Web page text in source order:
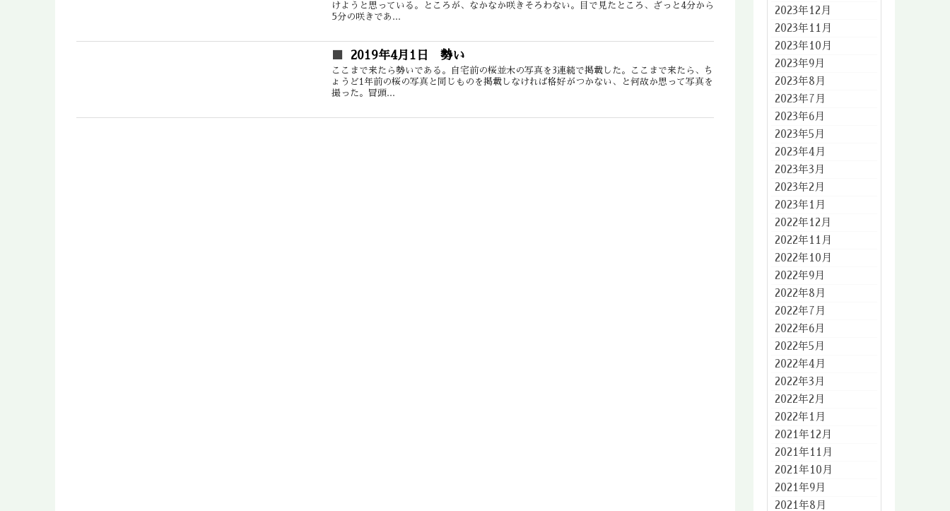
けようと思っている。ところが、なかなか咲きそろわない。目で見たところ、ざっと4分から
5分の咲きであ...
2019年4月1日 勢い
ここまで来たら勢いである。自宅前の桜並木の写真を3連続で掲載した。ここまで来たら、ち
ょうど1年前の桜の写真と同じものを掲載しなければ格好がつかない、と何故か思って写真を
撮った。冒頭...
2023年12月
2023年11月
2023年10月
2023年9月
2023年8月
2023年7月
2023年6月
2023年5月
2023年4月
2023年3月
2023年2月
2023年1月
2022年12月
2022年11月
2022年10月
2022年9月
2022年8月
2022年7月
2022年6月
2022年5月
2022年4月
2022年3月
2022年2月
2022年1月
2021年12月
2021年11月
2021年10月
2021年9月
2021年8月